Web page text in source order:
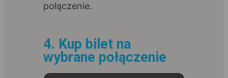
połączenie.
4. Kup bilet na
wybrane połączenie